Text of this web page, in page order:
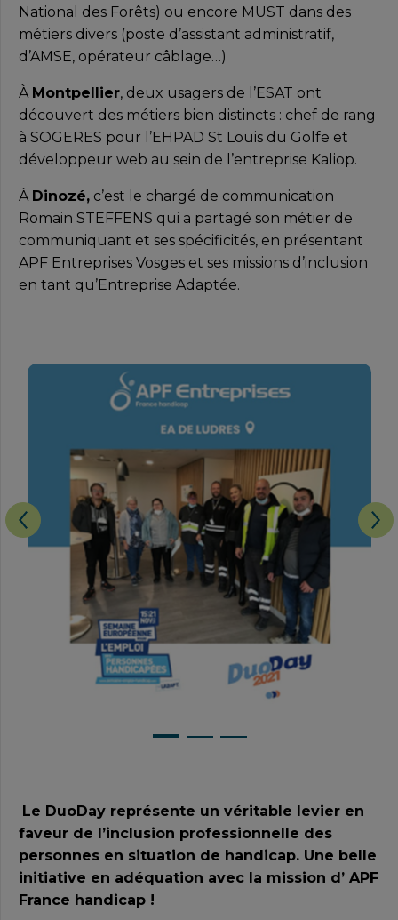
National des Forêts) ou encore MUST dans des
métiers divers (poste d’assistant administratif,
d’AMSE, opérateur câblage…)
À Montpellier, deux usagers de l’ESAT ont
découvert des métiers bien distincts : chef de rang
à SOGERES pour l’EHPAD St Louis du Golfe et
développeur web au sein de l’entreprise Kaliop.
À Dinozé, c’est le chargé de communication
Romain STEFFENS qui a partagé son métier de
communiquant et ses spécificités, en présentant
APF Entreprises Vosges et ses missions d’inclusion
en tant qu’Entreprise Adaptée.
Le DuoDay représente un véritable levier en
faveur de l’inclusion professionnelle des
personnes en situation de handicap. Une belle
initiative en adéquation avec la mission d’ APF
France handicap !